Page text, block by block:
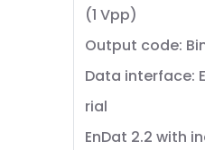
(1 Vpp)
Output code:
Data interface:
rial
EnDat 2.2 with